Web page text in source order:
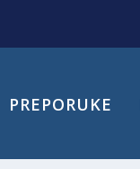
PREPORUKE